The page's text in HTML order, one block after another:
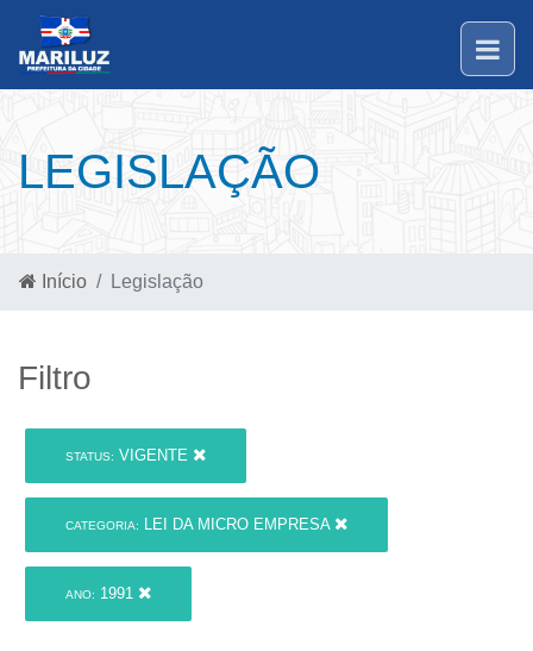
LEGISLAÇÃO
Início Legislação
Filtro
STATUS: VIGENTE
CATEGORIA: LEI DA MICRO EMPRESA
ANO: 1991